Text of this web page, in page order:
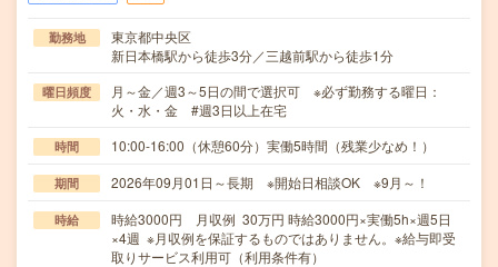
勤務地
東京都中央区
新日本橋駅から徒歩3分／三越前駅から徒歩1分
曜日頻度
月～金／週3～5日の間で選択可 ※必ず勤務する曜日：
火・水・金 #週3日以上在宅
時間 10:00-16:00（休憩60分）実働5時間（残業少なめ！）
期間 2026年09月01日～長期 ※開始日相談OK ※9月～！
時給
時給3000円 月収例 30万円 時給3000円×実働5h×週5日
×4週 ※月収例を保証するものではありません。※給与即受
取りサービス利用可（利用条件有）